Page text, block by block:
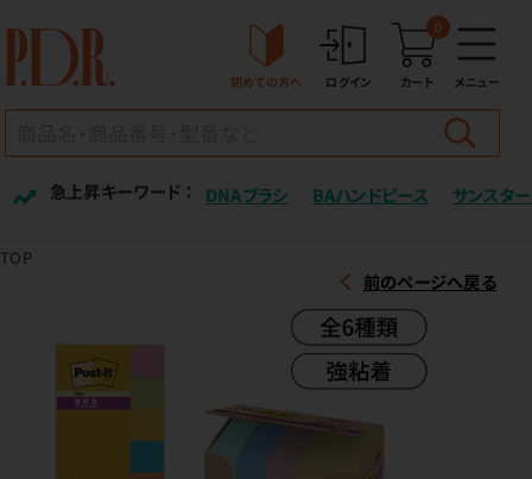
初めての方へ ログイン カート
0
メニュー
急上昇キーワード ： DNAブラシ BAハンドピース サンスター
TOP
前のページへ戻る